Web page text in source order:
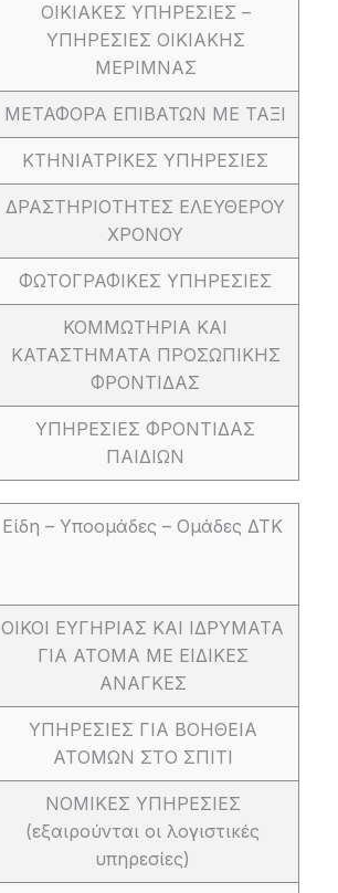
ΟΙΚΙΑΚΕΣ ΥΠΗΡΕΣΙΕΣ –
ΥΠΗΡΕΣΙΕΣ ΟΙΚΙΑΚΗΣ
ΜΕΡΙΜΝΑΣ
ΜΕΤΑΦΟΡΑ ΕΠΙΒΑΤΩΝ ΜΕ ΤΑΞΙ
ΚΤΗΝΙΑΤΡΙΚΕΣ ΥΠΗΡΕΣΙΕΣ
ΔΡΑΣΤΗΡΙΟΤΗΤΕΣ ΕΛΕΥΘΕΡΟΥ
ΧΡΟΝΟΥ
ΦΩΤΟΓΡΑΦΙΚΕΣ ΥΠΗΡΕΣΙΕΣ
ΚΟΜΜΩΤΗΡΙΑ ΚΑΙ
ΚΑΤΑΣΤΗΜΑΤΑ ΠΡΟΣΩΠΙΚΗΣ
ΦΡΟΝΤΙΔΑΣ
ΥΠΗΡΕΣΙΕΣ ΦΡΟΝΤΙΔΑΣ
ΠΑΙΔΙΩΝ
Είδη – Υποομάδες – Ομάδες ΔΤΚ
ΟΙΚΟΙ ΕΥΓΗΡΙΑΣ ΚΑΙ ΙΔΡΥΜΑΤΑ
ΓΙΑ ΑΤΟΜΑ ΜΕ ΕΙΔΙΚΕΣ
ΑΝΑΓΚΕΣ
ΥΠΗΡΕΣΙΕΣ ΓΙΑ ΒΟΗΘΕΙΑ
ΑΤΟΜΩΝ ΣΤΟ ΣΠΙΤΙ
ΝΟΜΙΚΕΣ ΥΠΗΡΕΣΙΕΣ
(εξαιρούνται οι λογιστικές
υπηρεσίες)